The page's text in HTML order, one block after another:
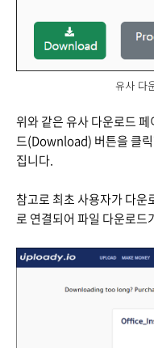
유사 다
위와 같은 유사 다운로드
드(Download) 버튼을 클릭
집니다.
참고로 최초 사용자가 다운
로 연결되어 파일 다운로드